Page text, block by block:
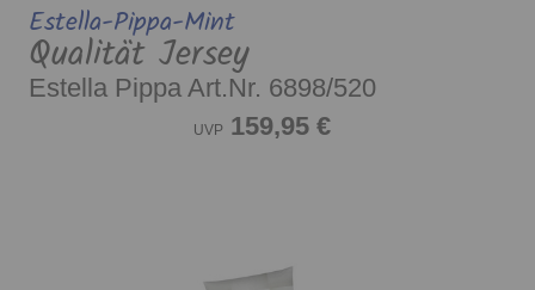
Estella-Pippa-Mint
Qualität Jersey
Estella Pippa Art.Nr. 6898/520
UVP 159,95 €